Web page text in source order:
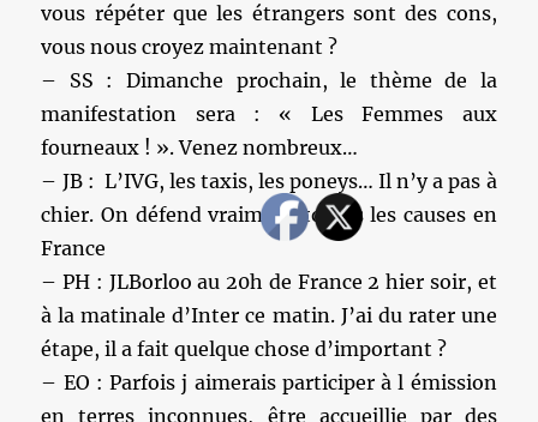
vous répéter que les étrangers sont des cons,
vous nous croyez maintenant ?
– SS : Dimanche prochain, le thème de la
manifestation sera : « Les Femmes aux
fourneaux ! ». Venez nombreux…
– JB : L’IVG, les taxis, les poneys… Il n’y a pas à
chier. On défend vraiment toutes les causes en
France
– PH : JLBorloo au 20h de France 2 hier soir, et
à la matinale d’Inter ce matin. J’ai du rater une
étape, il a fait quelque chose d’important ?
– EO : Parfois j aimerais participer à l émission
en terres inconnues, être accueillie par des